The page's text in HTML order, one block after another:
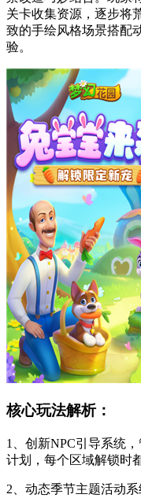
关卡收集资源，逐步将
致的手绘风格场景搭配
验。
核心玩法解析：
1、创新NPC引导系统
计划，每个区域解锁时
2、动态季节主题活动